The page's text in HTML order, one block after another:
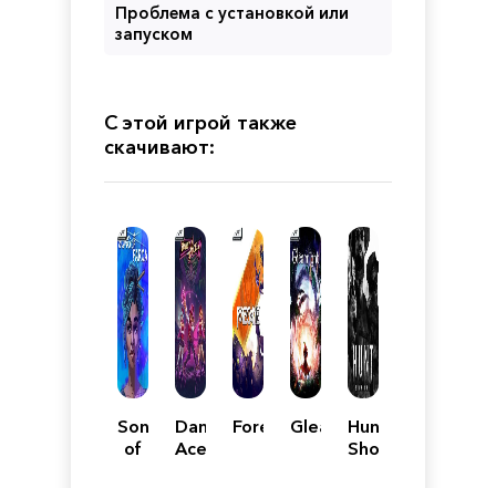
Проблема с установкой или
запуском
С этой игрой также
скачивают:
Song
of
Dandy
Ace
ForegoneGleamlight
Hunt:
Showdown